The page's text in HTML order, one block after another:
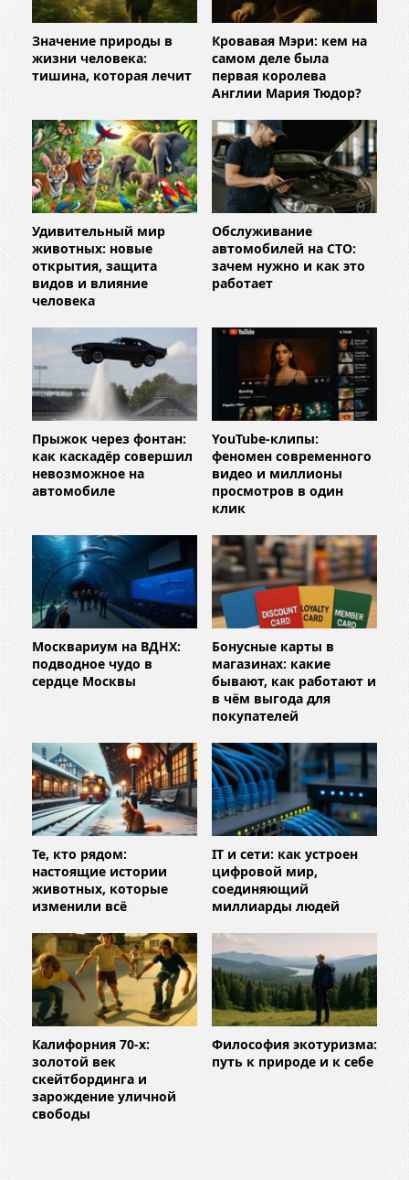
Значение природы в
жизни человека:
тишина, которая лечит
Кровавая Мэри: кем на
самом деле была
первая королева
Англии Мария Тюдор?
Удивительный мир
животных: новые
открытия, защита
видов и влияние
человека
Обслуживание
автомобилей на СТО:
зачем нужно и как это
работает
Прыжок через фонтан:
как каскадёр совершил
невозможное на
автомобиле
YouTube-клипы:
феномен современного
видео и миллионы
просмотров в один
клик
Москвариум на ВДНХ:
подводное чудо в
сердце Москвы
Бонусные карты в
магазинах: какие
бывают, как работают и
в чём выгода для
покупателей
Те, кто рядом:
настоящие истории
животных, которые
изменили всё
IT и сети: как устроен
цифровой мир,
соединяющий
миллиарды людей
Калифорния 70-х:
золотой век
скейтбординга и
зарождение уличной
свободы
Философия экотуризма:
путь к природе и к себе